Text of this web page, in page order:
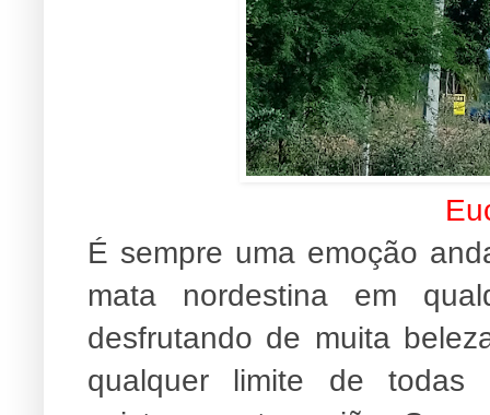
É sempre uma emoção
mata nordestina em
desfrutando de muita
qualquer limite de